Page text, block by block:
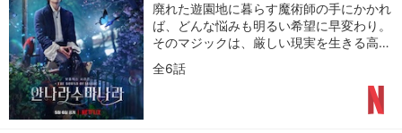
廃れた遊園地に暮らす魔術師の手にかかれ
ば、どんな悩みも明るい希望に早変わり。
そのマジックは、厳しい現実を生きる高校
生に、未来を信じる力をくれる。
全6話